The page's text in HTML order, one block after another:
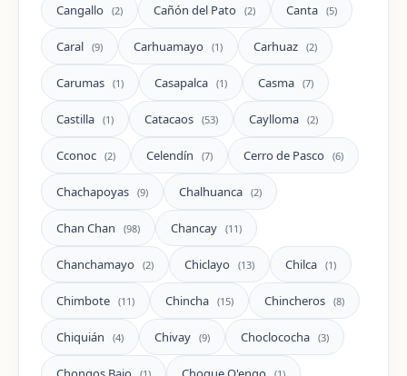
Cangallo (2) Cañón del Pato (2) Canta (5)
Caral (9) Carhuamayo (1) Carhuaz (2)
Carumas (1) Casapalca (1) Casma (7)
Castilla (1) Catacaos (53) Caylloma (2)
Cconoc (2) Celendín (7) Cerro de Pasco (6)
Chachapoyas (9) Chalhuanca (2)
Chan Chan (98) Chancay (11)
Chanchamayo (2) Chiclayo (13) Chilca (1)
Chimbote (11) Chincha (15) Chincheros (8)
Chiquián (4) Chivay (9) Choclococha (3)